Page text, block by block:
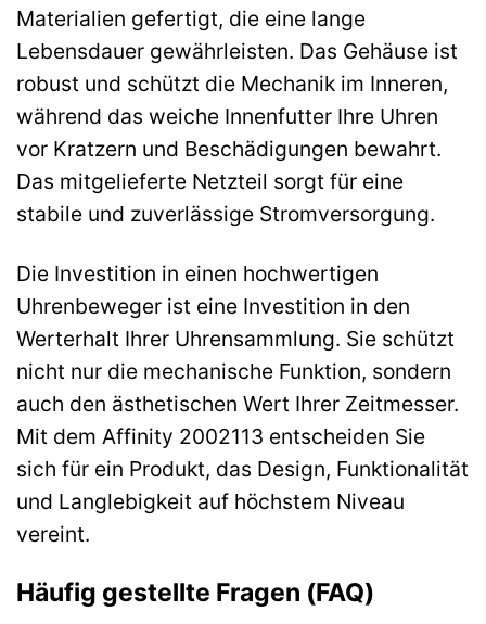
Materialien gefertigt, die eine lange
Lebensdauer gewährleisten. Das Gehäuse ist
robust und schützt die Mechanik im Inneren,
während das weiche Innenfutter Ihre Uhren
vor Kratzern und Beschädigungen bewahrt.
Das mitgelieferte Netzteil sorgt für eine
stabile und zuverlässige Stromversorgung.
Die Investition in einen hochwertigen
Uhrenbeweger ist eine Investition in den
Werterhalt Ihrer Uhrensammlung. Sie schützt
nicht nur die mechanische Funktion, sondern
auch den ästhetischen Wert Ihrer Zeitmesser.
Mit dem Affinity 2002113 entscheiden Sie
sich für ein Produkt, das Design, Funktionalität
und Langlebigkeit auf höchstem Niveau
vereint.
Häufig gestellte Fragen (FAQ)